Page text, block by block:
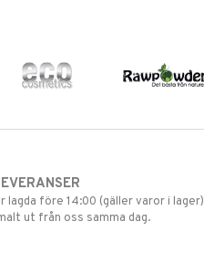
lagda före 14:00 (gäller varor i lager)
ut från oss samma dag.